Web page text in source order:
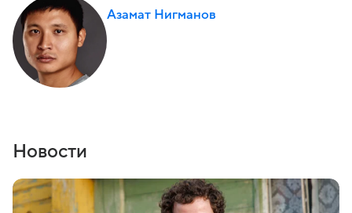
Азамат Нигманов
Новости